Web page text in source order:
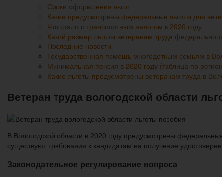
Сроки оформления льгот
Какие предусмотрены федеральные льготы для
Что стало с транспортным налогом в 2020 году
Какой размер льготы ветеранам труда
Последние новости
Государственная помощь многодетным семьям в
Минимальная пенсия в 2020 году (таблица по
Какие льготы предусмотрены ветеранам труда в
Ветеран труда вологодской области
В Вологодской области в 2020 году предусмотрены
существуют требования к кандидатам на получение
Законодательное регулирование вопроса